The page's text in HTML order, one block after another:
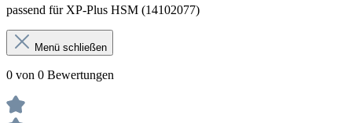
passend für XP-Plus HSM (14102077)
Menü schließen
0 von 0 Bewertungen